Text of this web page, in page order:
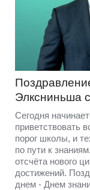
Элксниньша
Сегодня
приветствовать
порог школы, и
по пути к
отсчёта нового
достижений.
днем - Днем